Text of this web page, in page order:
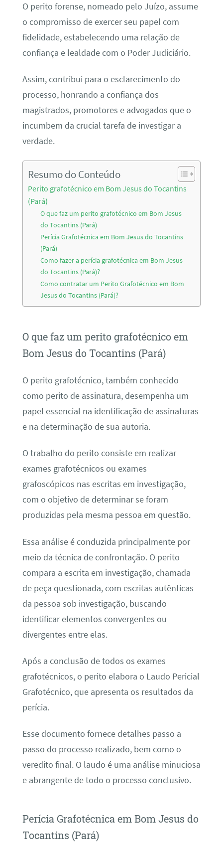
O perito forense, nomeado pelo Juízo, assume
o compromisso de exercer seu papel com
fidelidade, estabelecendo uma relação de
confiança e lealdade com o Poder Judiciário.
Assim, contribui para o esclarecimento do
processo, honrando a confiança dos
magistrados, promotores e advogados que o
incumbem da crucial tarefa de investigar a
verdade.
Resumo do Conteúdo
Perito grafotécnico em Bom Jesus do Tocantins
(Pará)
O que faz um perito grafotécnico em Bom Jesus
do Tocantins (Pará)
Perícia Grafotécnica em Bom Jesus do Tocantins
(Pará)
Como fazer a perícia grafotécnica em Bom Jesus
do Tocantins (Pará)?
Como contratar um Perito Grafotécnico em Bom
Jesus do Tocantins (Pará)?
O que faz um perito grafotécnico em
Bom Jesus do Tocantins (Pará)
O perito grafotécnico, também conhecido
como perito de assinatura, desempenha um
papel essencial na identificação de assinaturas
e na determinação de sua autoria.
O trabalho do perito consiste em realizar
exames grafotécnicos ou exames
grafoscópicos nas escritas em investigação,
com o objetivo de determinar se foram
produzidas pela mesma pessoa em questão.
Essa análise é conduzida principalmente por
meio da técnica de confrontação. O perito
compara a escrita em investigação, chamada
de peça questionada, com escritas autênticas
da pessoa sob investigação, buscando
identificar elementos convergentes ou
divergentes entre elas.
Após a conclusão de todos os exames
grafotécnicos, o perito elabora o Laudo Pericial
Grafotécnico, que apresenta os resultados da
perícia.
Esse documento fornece detalhes passo a
passo do processo realizado, bem como o
veredito final. O laudo é uma análise minuciosa
e abrangente de todo o processo conclusivo.
Perícia Grafotécnica em Bom Jesus do
Tocantins (Pará)